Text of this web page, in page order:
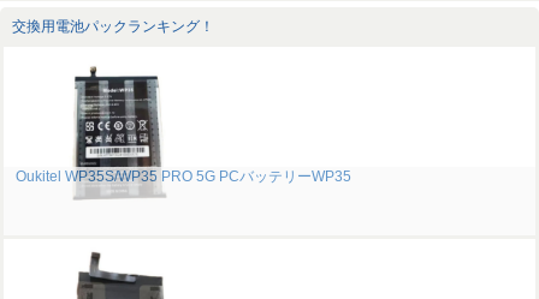
交換用電池パックランキング！
Oukitel WP35S/WP35 PRO 5G PCバッテリーWP35